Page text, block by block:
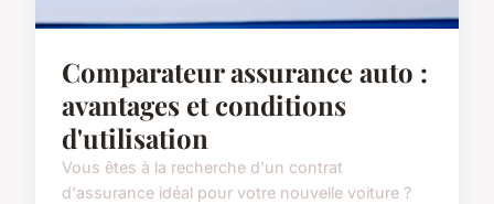
Comparateur assurance auto :
avantages et conditions
d'utilisation
Vous êtes à la recherche d'un contrat
d'assurance idéal pour votre nouvelle voiture ?